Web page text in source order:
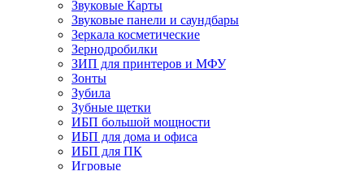
Звуковые Карты
Звуковые панели и саундбары
Зеркала косметические
Зернодробилки
ЗИП для принтеров и МФУ
Зонты
Зубила
Зубные щетки
ИБП большой мощности
ИБП для дома и офиса
ИБП для ПК
Игровые